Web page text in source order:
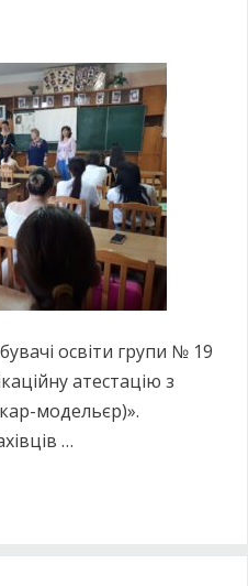
освіти групи № 19
атестацію з
модельєр)».
…